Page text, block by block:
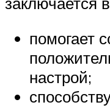
помогает
настрой;